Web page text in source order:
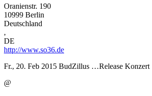
Oranienstr. 190
10999 Berlin
Deutschland
,
DE
http://www.so36.de
Fr., 20. Feb 2015 BudZillus …Release Konzert
@